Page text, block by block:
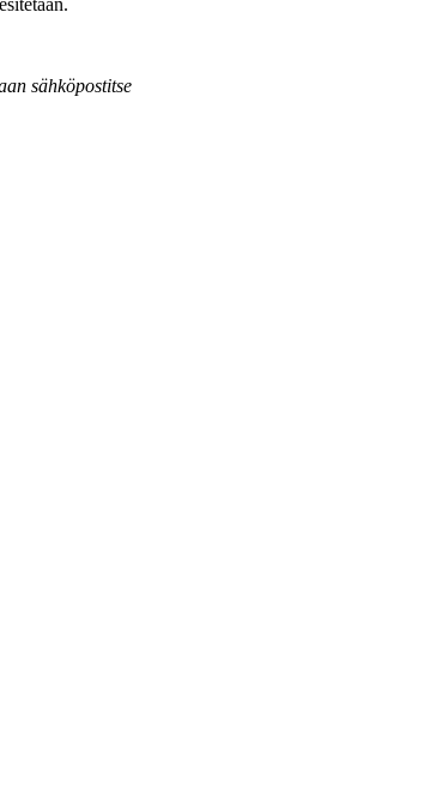
sähköpostitse